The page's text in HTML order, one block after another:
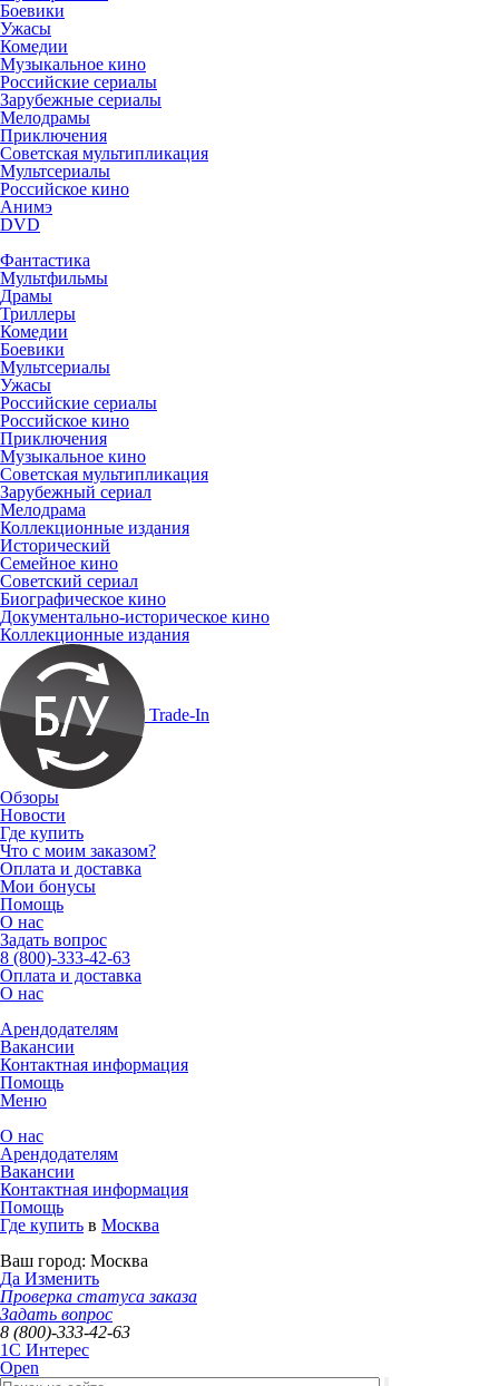
Боевики
Ужасы
Комедии
Музыкальное кино
Российские сериалы
Зарубежные сериалы
Мелодрамы
Приключения
Советская мультипликация
Мультсериалы
Российское кино
Анимэ
DVD
Фантастика
Мультфильмы
Драмы
Триллеры
Комедии
Боевики
Мультсериалы
Ужасы
Российские сериалы
Российское кино
Приключения
Музыкальное кино
Советская мультипликация
Зарубежный сериал
Мелодрама
Коллекционные издания
Исторический
Семейное кино
Советский сериал
Биографическое кино
Документально-историческое кино
Коллекционные издания
Trade-In
Обзоры
Новости
Где купить
Что с моим заказом?
Оплата и доставка
Мои бонусы
Помощь
О нас
Задать вопрос
8 (800)-333-42-63
Оплата и доставка
О нас
Арендодателям
Вакансии
Контактная информация
Помощь
Меню
О нас
Арендодателям
Вакансии
Контактная информация
Помощь
Где купить в Москва
Ваш город: Москва
Да Изменить
Проверка статуса заказа
Задать вопрос
8 (800)-333-42-63
1C Интерес
Open